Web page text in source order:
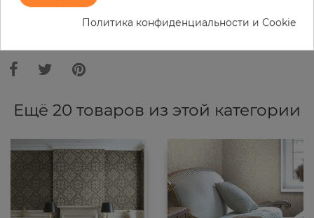
В связи с различными стандартами и техническими
Ещё 20 товаров из этой категории
Политика конфиденциальности и Cookie